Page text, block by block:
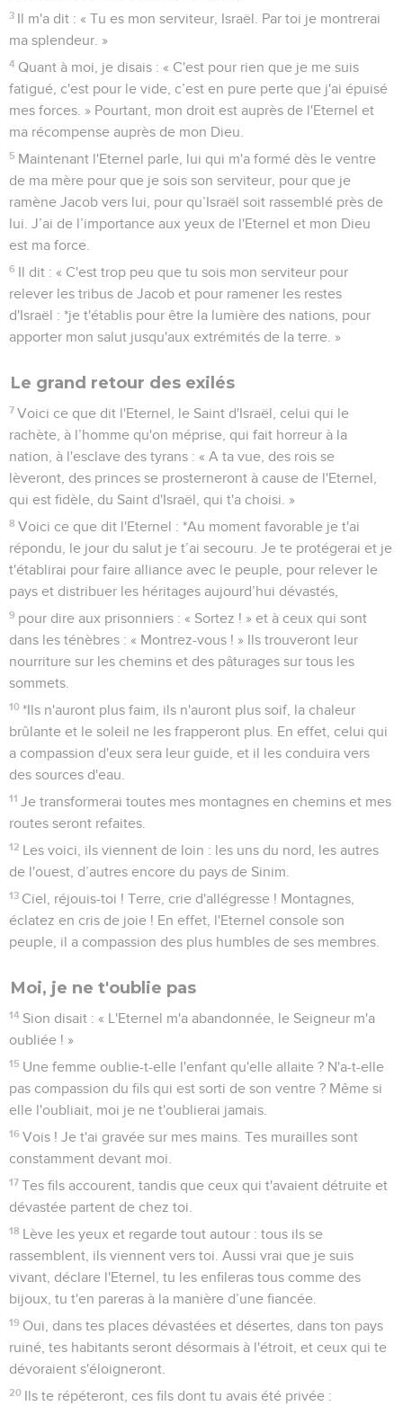
3 Il m'a dit : « Tu es mon serviteur, Israël. Par toi je montrerai
ma splendeur. »
4 Quant à moi, je disais : « C'est pour rien que je me suis
fatigué, c'est pour le vide, c’est en pure perte que j'ai épuisé
mes forces. » Pourtant, mon droit est auprès de l'Eternel et
ma récompense auprès de mon Dieu.
5 Maintenant l'Eternel parle, lui qui m'a formé dès le ventre
de ma mère pour que je sois son serviteur, pour que je
ramène Jacob vers lui, pour qu’Israël soit rassemblé près de
lui. J’ai de l’importance aux yeux de l'Eternel et mon Dieu
est ma force.
6 Il dit : « C'est trop peu que tu sois mon serviteur pour
relever les tribus de Jacob et pour ramener les restes
d'Israël : *je t'établis pour être la lumière des nations, pour
apporter mon salut jusqu'aux extrémités de la terre. »
Le grand retour des exilés
7 Voici ce que dit l'Eternel, le Saint d'Israël, celui qui le
rachète, à l’homme qu'on méprise, qui fait horreur à la
nation, à l'esclave des tyrans : « A ta vue, des rois se
lèveront, des princes se prosterneront à cause de l'Eternel,
qui est fidèle, du Saint d'Israël, qui t'a choisi. »
8 Voici ce que dit l'Eternel : *Au moment favorable je t'ai
répondu, le jour du salut je t’ai secouru. Je te protégerai et je
t'établirai pour faire alliance avec le peuple, pour relever le
pays et distribuer les héritages aujourd’hui dévastés,
9 pour dire aux prisonniers : « Sortez ! » et à ceux qui sont
dans les ténèbres : « Montrez-vous ! » Ils trouveront leur
nourriture sur les chemins et des pâturages sur tous les
sommets.
10 *Ils n'auront plus faim, ils n'auront plus soif, la chaleur
brûlante et le soleil ne les frapperont plus. En effet, celui qui
a compassion d'eux sera leur guide, et il les conduira vers
des sources d'eau.
11 Je transformerai toutes mes montagnes en chemins et mes
routes seront refaites.
12 Les voici, ils viennent de loin : les uns du nord, les autres
de l'ouest, d’autres encore du pays de Sinim.
13 Ciel, réjouis-toi ! Terre, crie d'allégresse ! Montagnes,
éclatez en cris de joie ! En effet, l'Eternel console son
peuple, il a compassion des plus humbles de ses membres.
Moi, je ne t'oublie pas
14 Sion disait : « L'Eternel m'a abandonnée, le Seigneur m'a
oubliée ! »
15 Une femme oublie-t-elle l'enfant qu'elle allaite ? N'a-t-elle
pas compassion du fils qui est sorti de son ventre ? Même si
elle l'oubliait, moi je ne t'oublierai jamais.
16 Vois ! Je t'ai gravée sur mes mains. Tes murailles sont
constamment devant moi.
17 Tes fils accourent, tandis que ceux qui t'avaient détruite et
dévastée partent de chez toi.
18 Lève les yeux et regarde tout autour : tous ils se
rassemblent, ils viennent vers toi. Aussi vrai que je suis
vivant, déclare l'Eternel, tu les enfileras tous comme des
bijoux, tu t'en pareras à la manière d’une fiancée.
19 Oui, dans tes places dévastées et désertes, dans ton pays
ruiné, tes habitants seront désormais à l'étroit, et ceux qui te
dévoraient s'éloigneront.
20 Ils te répéteront, ces fils dont tu avais été privée :